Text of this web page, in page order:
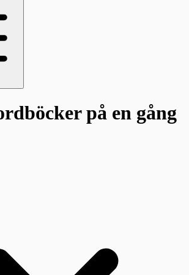
på en gång